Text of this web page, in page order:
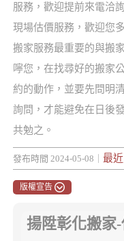
服務，歡迎提前來電洽
現場估價服務，歡迎您
搬家服務最重要的與搬
嚀您，在找尋好的搬家
約的動作，並要先問明
詢問，才能避免在日後
共勉之。
發布時間 2024-05-08｜ 最
版權宣告
揚陞彰化搬家